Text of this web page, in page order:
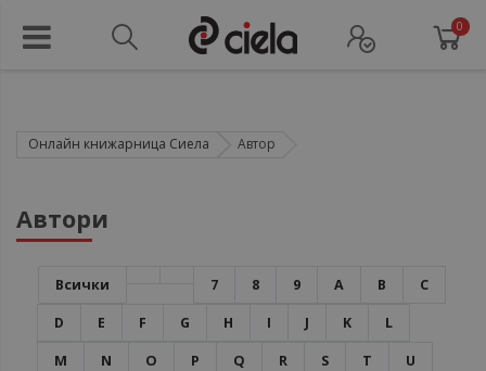
0
Онлайн книжарница Сиела Автор
Автори
Всички 7 8 9 A B C
D E F G H I J K L
M N O P Q R S T U